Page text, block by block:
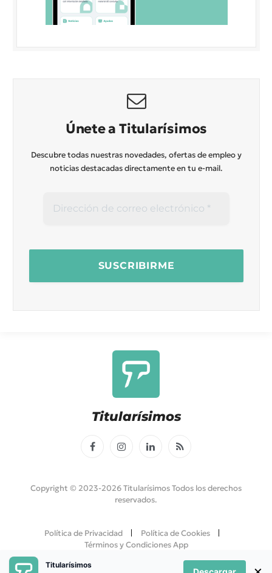
Únete a Titularísimos
Descubre todas nuestras novedades, ofertas de empleo y
noticias destacadas directamente en tu e-mail.
Titularísimos
FacebookInstagramLinkedInRSS
Copyright © 2023-2026 Titularísimos Todos los derechos
reservados.
Política de Privacidad
Política de Cookies
Términos y Condiciones App
Titularísimos